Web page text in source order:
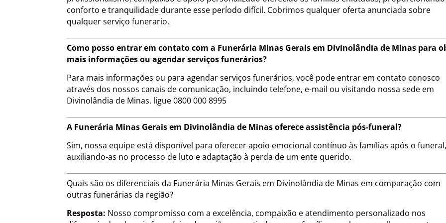
conforto e tranquilidade durante esse período difícil. Cobrimos qualquer oferta anunciada sobre
qualquer serviço funerario.
Como posso entrar em contato com a Funerária Minas Gerais em Divinolândia de Minas para
mais informações ou agendar serviços funerários?
Para mais informações ou para agendar serviços funerários, você pode entrar em contato conosco
através dos nossos canais de comunicação, incluindo telefone, e-mail ou visitando nossa sede em
Divinolândia de Minas. ligue 0800 000 8995
A Funerária Minas Gerais em Divinolândia de Minas oferece assistência pós-funeral?
Sim, nossa equipe está disponível para oferecer apoio emocional contínuo às famílias após o funeral,
auxiliando-as no processo de luto e adaptação à perda de um ente querido.
Quais são os diferenciais da Funerária Minas Gerais em Divinolândia de Minas em comparação com
outras funerárias da região?
Resposta: Nosso compromisso com a excelência, compaixão e atendimento personalizado nos